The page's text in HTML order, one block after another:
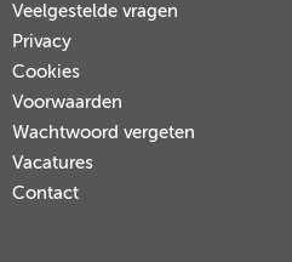
Veelgestelde vragen
Privacy
Cookies
Voorwaarden
Wachtwoord vergeten
Vacatures
Contact